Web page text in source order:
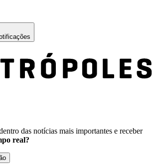
das notícias mais importantes e receber
real?